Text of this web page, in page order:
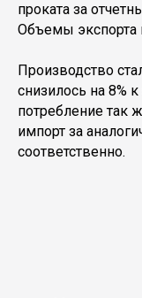
проката за
Объемы экспорта
Производство
снизилось на 8%
потребление так
импорт за
соответственно.